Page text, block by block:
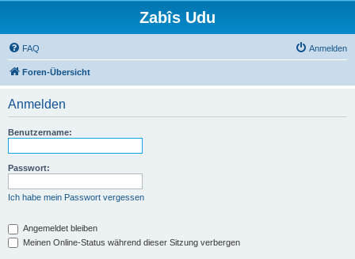
Zabîs Udu
FAQ Anmelden
Foren-Übersicht
Anmelden
Benutzername:
Passwort:
Ich habe mein Passwort vergessen
Angemeldet bleiben
Meinen Online-Status während dieser Sitzung verbergen